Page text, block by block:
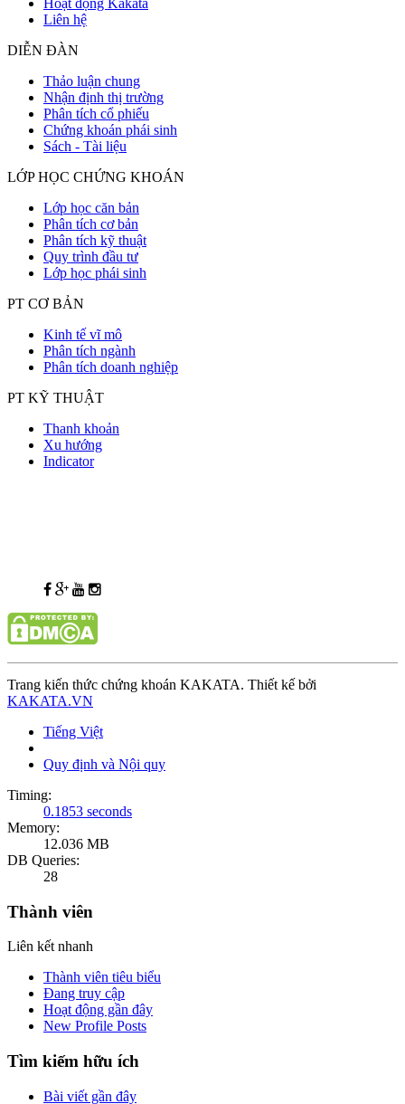
Liên hệ
DIỄN ĐÀN
Thảo luận chung
Nhận định thị trường
Phân tích cổ phiếu
Chứng khoán phái sinh
Sách - Tài liệu
LỚP HỌC CHỨNG KHOÁN
Lớp học căn bản
Phân tích cơ bản
Phân tích kỹ thuật
Quy trình đầu tư
Lớp học phái sinh
PT CƠ BẢN
Kinh tế vĩ mô
Phân tích ngành
Phân tích doanh nghiệp
PT KỸ THUẬT
Thanh khoản
Xu hướng
Indicator
Trang kiến thức chứng khoán KAKATA. Thiết kế bởi
KAKATA.VN
Tiếng Việt
Quy định và Nội quy
Timing:
0.1853 seconds
Memory:
12.036 MB
DB Queries:
28
Thành viên
Liên kết nhanh
Thành viên tiêu biểu
Đang truy cập
Hoạt động gần đây
New Profile Posts
Tìm kiếm hữu ích
Bài viết gần đây